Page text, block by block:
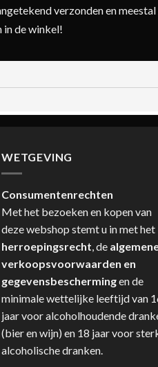
verzonden en
in de winkel!
WETGEVING
Consumentenrechten
Met het bezoeken en kopen van
deze webshop stemt u in met het
herroepingsrecht, de
verkoopsvoorwaarden en
gegevensbeschermingen de
minimale wettelijke leeftijd van
jaar voor alcoholhoudende
(bier en wijn) en 18 jaar voor
alcoholische dranken.